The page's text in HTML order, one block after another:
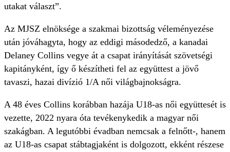
utakat választ”.
Az MJSZ elnöksége a szakmai bizottság véleményezése
után jóváhagyta, hogy az eddigi másodedző, a kanadai
Delaney Collins vegye át a csapat irányítását szövetségi
kapitányként, így ő készítheti fel az együttest a jövő
tavaszi, hazai divízió 1/A női világbajnokságra.
A 48 éves Collins korábban hazája U18-as női együttesét is
vezette, 2022 nyara óta tevékenykedik a magyar női
szakágban. A legutóbbi évadban nemcsak a felnőtt-, hanem
az U18-as csapat stábtagjaként is dolgozott, ekként részese